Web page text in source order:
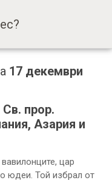
17 декември
Св. прор.
Азария и
цар
юдеи. Той избрал от